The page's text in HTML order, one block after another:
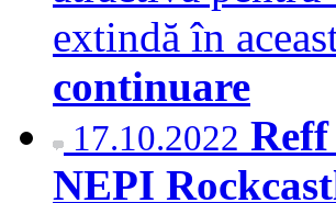
extindă în
continuare
17.10.2022
NEPI